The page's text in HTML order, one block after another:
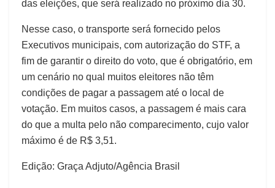
das eleições, que será realizado no próximo dia 30.
Nesse caso, o transporte será fornecido pelos
Executivos municipais, com autorização do STF, a
fim de garantir o direito do voto, que é obrigatório, em
um cenário no qual muitos eleitores não têm
condições de pagar a passagem até o local de
votação. Em muitos casos, a passagem é mais cara
do que a multa pelo não comparecimento, cujo valor
máximo é de R$ 3,51.
Edição: Graça Adjuto/Agência Brasil